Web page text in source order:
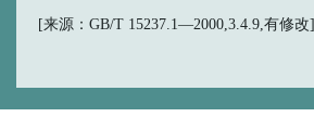
[来源：GB/T 15237.1—2000,3.4.9,有修改]